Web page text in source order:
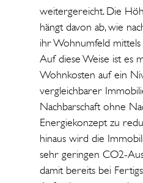
weitergereicht. Die
hängt davon ab, wie
ihr Wohnumfeld
Auf diese Weise ist es
Wohnkosten auf ein
vergleichbarer
Nachbarschaft ohne
Energiekonzept zu
hinaus wird die
sehr geringen CO2-
damit bereits bei